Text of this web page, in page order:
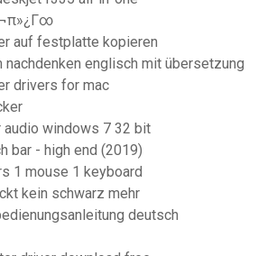
¬π»¿Γ∞
auf festplatte kopieren
nachdenken englisch mit übersetzung
drivers for mac
audio windows 7 32 bit
bar - high end (2019)
1 mouse 1 keyboard
kein schwarz mehr
deutsch